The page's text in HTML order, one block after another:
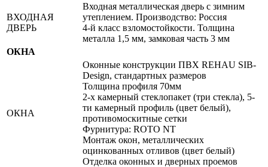
ВХОДНАЯ
ДВЕРЬ
Входная металлическая дверь с зимним
утеплением. Производство: Россия
4-й класс взломостойкости. Толщина
металла 1,5 мм, замковая часть 3 мм
ОКНА
ОКНА
Оконные конструкции ПВХ REHAU SIB-
Design, стандартных размеров
Толщина профиля 70мм
2-х камерный стеклопакет (три стекла), 5-
ти камерный профиль (цвет белый),
противомоскитные сетки
Фурнитура: ROTO NT
Монтаж окон, металлических
оцинкованных отливов (цвет белый)
Отделка оконных и дверных проемов